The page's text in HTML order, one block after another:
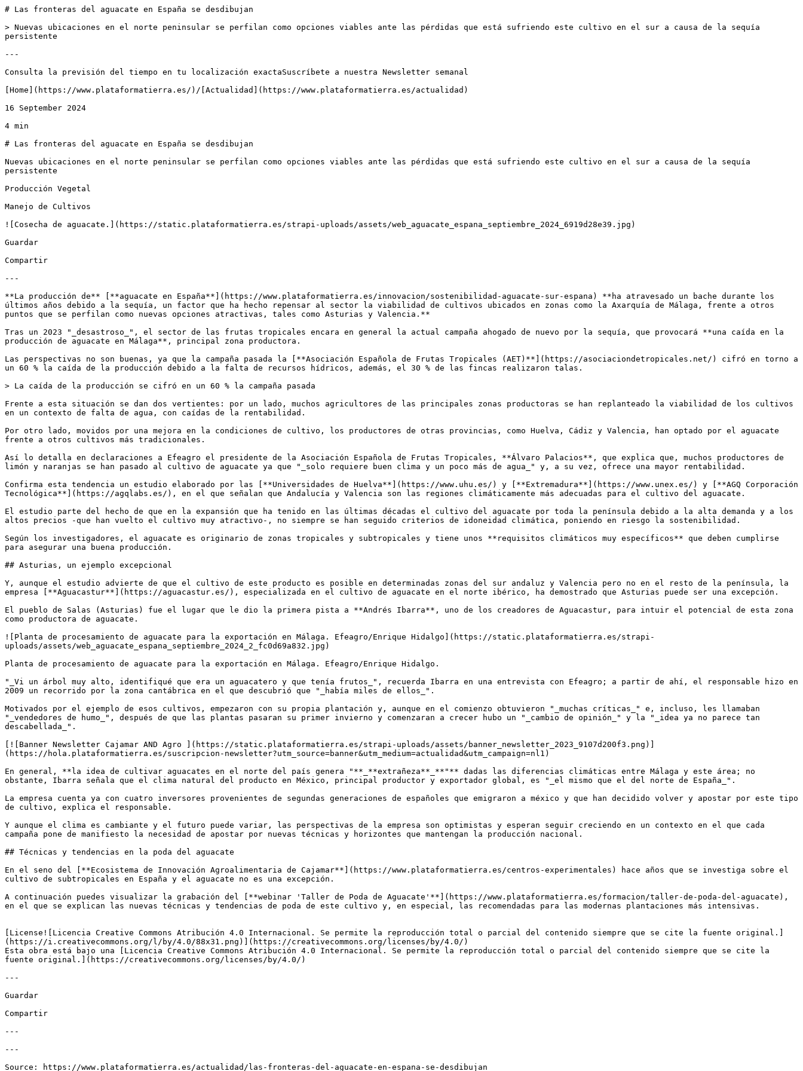
# Las fronteras del aguacate en España se desdibujan
> Nuevas ubicaciones en el norte peninsular se perfilan como opciones viables ante las pérdidas que está sufriendo este cultivo en el sur a causa de la sequía
persistente
---
Consulta la previsión del tiempo en tu localización exactaSuscríbete a nuestra Newsletter semanal
[Home](https://www.plataformatierra.es/)/[Actualidad](https://www.plataformatierra.es/actualidad)
16 September 2024
4 min
# Las fronteras del aguacate en España se desdibujan
Nuevas ubicaciones en el norte peninsular se perfilan como opciones viables ante las pérdidas que está sufriendo este cultivo en el sur a causa de la sequía
persistente
Producción Vegetal
Manejo de Cultivos
![Cosecha de aguacate.](https://static.plataformatierra.es/strapi-uploads/assets/web_aguacate_espana_septiembre_2024_6919d28e39.jpg)
Guardar
Compartir
---
**La producción de** [**aguacate en España**](https://www.plataformatierra.es/innovacion/sostenibilidad-aguacate-sur-espana) **ha atravesado un bache durante los
últimos años debido a la sequía, un factor que ha hecho repensar al sector la viabilidad de cultivos ubicados en zonas como la Axarquía de Málaga, frente a otros
puntos que se perfilan como nuevas opciones atractivas, tales como Asturias y Valencia.**
Tras un 2023 "_desastroso_", el sector de las frutas tropicales encara en general la actual campaña ahogado de nuevo por la sequía, que provocará **una caída en la
producción de aguacate en Málaga**, principal zona productora.
Las perspectivas no son buenas, ya que la campaña pasada la [**Asociación Española de Frutas Tropicales (AET)**](https://asociaciondetropicales.net/) cifró en torno a
un 60 % la caída de la producción debido a la falta de recursos hídricos, además, el 30 % de las fincas realizaron talas.
> La caída de la producción se cifró en un 60 % la campaña pasada
Frente a esta situación se dan dos vertientes: por un lado, muchos agricultores de las principales zonas productoras se han replanteado la viabilidad de los cultivos
en un contexto de falta de agua, con caídas de la rentabilidad.
Por otro lado, movidos por una mejora en la condiciones de cultivo, los productores de otras provincias, como Huelva, Cádiz y Valencia, han optado por el aguacate
frente a otros cultivos más tradicionales.
Así lo detalla en declaraciones a Efeagro el presidente de la Asociación Española de Frutas Tropicales, **Álvaro Palacios**, que explica que, muchos productores de
limón y naranjas se han pasado al cultivo de aguacate ya que "_solo requiere buen clima y un poco más de agua_" y, a su vez, ofrece una mayor rentabilidad.
Confirma esta tendencia un estudio elaborado por las [**Universidades de Huelva**](https://www.uhu.es/) y [**Extremadura**](https://www.unex.es/) y [**AGQ Corporación
Tecnológica**](https://agqlabs.es/), en el que señalan que Andalucía y Valencia son las regiones climáticamente más adecuadas para el cultivo del aguacate.
El estudio parte del hecho de que en la expansión que ha tenido en las últimas décadas el cultivo del aguacate por toda la península debido a la alta demanda y a los
altos precios -que han vuelto el cultivo muy atractivo-, no siempre se han seguido criterios de idoneidad climática, poniendo en riesgo la sostenibilidad.
Según los investigadores, el aguacate es originario de zonas tropicales y subtropicales y tiene unos **requisitos climáticos muy específicos** que deben cumplirse
para asegurar una buena producción.
## Asturias, un ejemplo excepcional
Y, aunque el estudio advierte de que el cultivo de este producto es posible en determinadas zonas del sur andaluz y Valencia pero no en el resto de la península, la
empresa [**Aguacastur**](https://aguacastur.es/), especializada en el cultivo de aguacate en el norte ibérico, ha demostrado que Asturias puede ser una excepción.
El pueblo de Salas (Asturias) fue el lugar que le dio la primera pista a **Andrés Ibarra**, uno de los creadores de Aguacastur, para intuir el potencial de esta zona
como productora de aguacate.
![Planta de procesamiento de aguacate para la exportación en Málaga. Efeagro/Enrique Hidalgo](https://static.plataformatierra.es/strapi-
uploads/assets/web_aguacate_espana_septiembre_2024_2_fc0d69a832.jpg)
Planta de procesamiento de aguacate para la exportación en Málaga. Efeagro/Enrique Hidalgo.
"_Vi un árbol muy alto, identifiqué que era un aguacatero y que tenía frutos_", recuerda Ibarra en una entrevista con Efeagro; a partir de ahí, el responsable hizo en
2009 un recorrido por la zona cantábrica en el que descubrió que "_había miles de ellos_".
Motivados por el ejemplo de esos cultivos, empezaron con su propia plantación y, aunque en el comienzo obtuvieron "_muchas críticas_" e, incluso, les llamaban
"_vendedores de humo_", después de que las plantas pasaran su primer invierno y comenzaran a crecer hubo un "_cambio de opinión_" y la "_idea ya no parece tan
descabellada_".
[![Banner Newsletter Cajamar AND Agro ](https://static.plataformatierra.es/strapi-uploads/assets/banner_newsletter_2023_9107d200f3.png)]
(https://hola.plataformatierra.es/suscripcion-newsletter?utm_source=banner&utm_medium=actualidad&utm_campaign=nl1)
En general, **la idea de cultivar aguacates en el norte del país genera "**_**extrañeza**_**"** dadas las diferencias climáticas entre Málaga y este área; no
obstante, Ibarra señala que el clima natural del producto en México, principal productor y exportador global, es "_el mismo que el del norte de España_".
La empresa cuenta ya con cuatro inversores provenientes de segundas generaciones de españoles que emigraron a méxico y que han decidido volver y apostar por este tipo
de cultivo, explica el responsable.
Y aunque el clima es cambiante y el futuro puede variar, las perspectivas de la empresa son optimistas y esperan seguir creciendo en un contexto en el que cada
campaña pone de manifiesto la necesidad de apostar por nuevas técnicas y horizontes que mantengan la producción nacional.
## Técnicas y tendencias en la poda del aguacate
En el seno del [**Ecosistema de Innovación Agroalimentaria de Cajamar**](https://www.plataformatierra.es/centros-experimentales) hace años que se investiga sobre el
cultivo de subtropicales en España y el aguacate no es una excepción.
A continuación puedes visualizar la grabación del [**webinar 'Taller de Poda de Aguacate'**](https://www.plataformatierra.es/formacion/taller-de-poda-del-aguacate),
en el que se explican las nuevas técnicas y tendencias de poda de este cultivo y, en especial, las recomendadas para las modernas plantaciones más intensivas.
[License![Licencia Creative Commons Atribución 4.0 Internacional. Se permite la reproducción total o parcial del contenido siempre que se cite la fuente original.]
(https://i.creativecommons.org/l/by/4.0/88x31.png)](https://creativecommons.org/licenses/by/4.0/)
Esta obra está bajo una [Licencia Creative Commons Atribución 4.0 Internacional. Se permite la reproducción total o parcial del contenido siempre que se cite la
fuente original.](https://creativecommons.org/licenses/by/4.0/)
---
Guardar
Compartir
---
---